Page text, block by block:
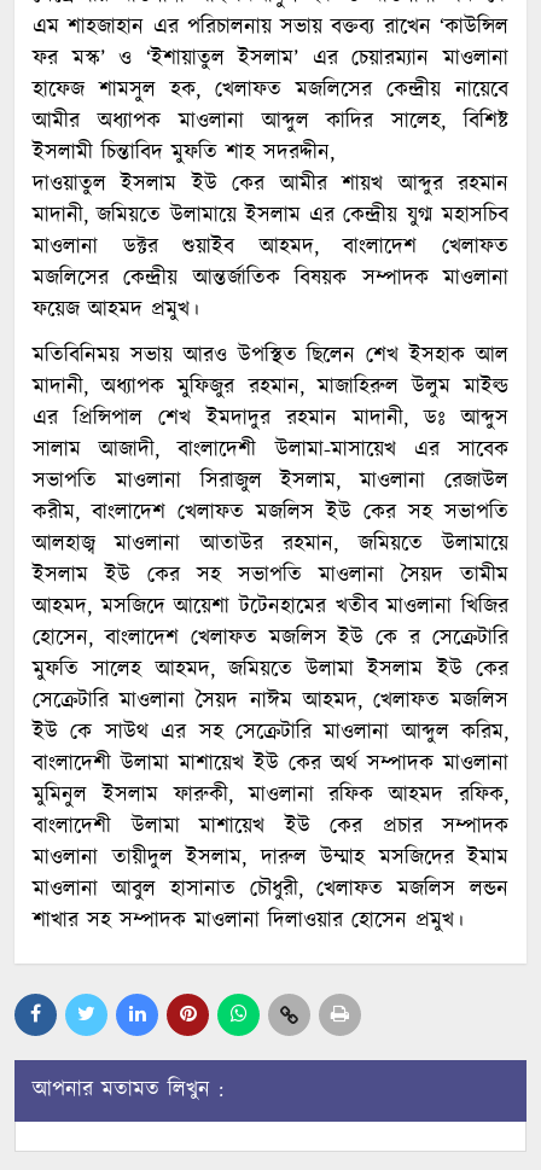
এম শাহজাহান এর পরিচালনায় সভায় বক্তব্য রাখেন ‘কাউন্সিল
ফর মস্ক’ ও ‘ইশায়াতুল ইসলাম’ এর চেয়ারম্যান মাওলানা
হাফেজ শামসুল হক, খেলাফত মজলিসের কেন্দ্রীয় নায়েবে
আমীর অধ্যাপক মাওলানা আব্দুল কাদির সালেহ, বিশিষ্ট
ইসলামী চিন্তাবিদ মুফতি শাহ সদরদ্দীন,
দাওয়াতুল ইসলাম ইউ কের আমীর শায়খ আব্দুর রহমান
মাদানী, জমিয়তে উলামায়ে ইসলাম এর কেন্দ্রীয় যুগ্ম মহাসচিব
মাওলানা ডক্টর শুয়াইব আহমদ, বাংলাদেশ খেলাফত
মজলিসের কেন্দ্রীয় আন্তর্জাতিক বিষয়ক সম্পাদক মাওলানা
ফয়েজ আহমদ প্রমুখ।
মতিবিনিময় সভায় আরও উপস্থিত ছিলেন শেখ ইসহাক আল
মাদানী, অধ্যাপক মুফিজুর রহমান, মাজাহিরুল উলুম মাইল্ড
এর প্রিন্সিপাল শেখ ইমদাদুর রহমান মাদানী, ডঃ আব্দুস
সালাম আজাদী, বাংলাদেশী উলামা-মাসায়েখ এর সাবেক
সভাপতি মাওলানা সিরাজুল ইসলাম, মাওলানা রেজাউল
করীম, বাংলাদেশ খেলাফত মজলিস ইউ কের সহ সভাপতি
আলহাজ্ব মাওলানা আতাউর রহমান, জমিয়তে উলামায়ে
ইসলাম ইউ কের সহ সভাপতি মাওলানা সৈয়দ তামীম
আহমদ, মসজিদে আয়েশা টটেনহামের খতীব মাওলানা খিজির
হোসেন, বাংলাদেশ খেলাফত মজলিস ইউ কে র সেক্রেটারি
মুফতি সালেহ আহমদ, জমিয়তে উলামা ইসলাম ইউ কের
সেক্রেটারি মাওলানা সৈয়দ নাঈম আহমদ, খেলাফত মজলিস
ইউ কে সাউথ এর সহ সেক্রেটারি মাওলানা আব্দুল করিম,
বাংলাদেশী উলামা মাশায়েখ ইউ কের অর্থ সম্পাদক মাওলানা
মুমিনুল ইসলাম ফারুকী, মাওলানা রফিক আহমদ রফিক,
বাংলাদেশী উলামা মাশায়েখ ইউ কের প্রচার সম্পাদক
মাওলানা তায়ীদুল ইসলাম, দারুল উম্মাহ মসজিদের ইমাম
মাওলানা আবুল হাসানাত চৌধুরী, খেলাফত মজলিস লন্ডন
শাখার সহ সম্পাদক মাওলানা দিলাওয়ার হোসেন প্রমুখ।
আপনার মতামত লিখুন :